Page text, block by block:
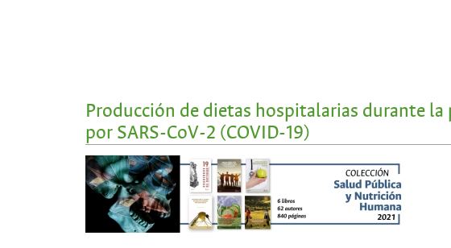
Producción de dietas hospitalarias durante la
por SARS-CoV-2 (COVID-19)